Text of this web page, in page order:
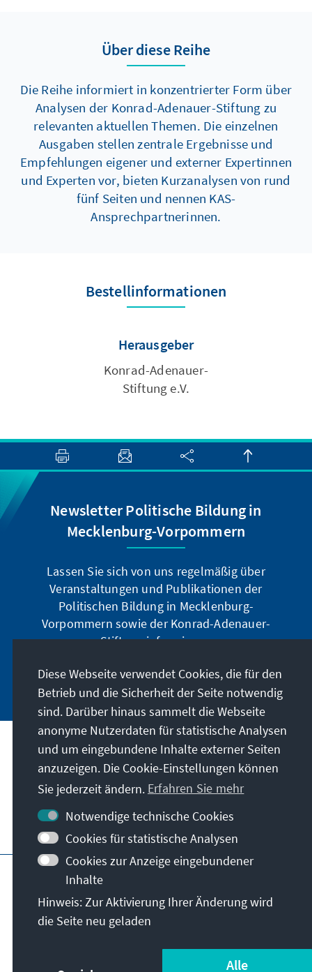
Über diese Reihe
Die Reihe informiert in konzentrierter Form über
Analysen der Konrad-Adenauer-Stiftung zu
relevanten aktuellen Themen. Die einzelnen
Ausgaben stellen zentrale Ergebnisse und
Empfehlungen eigener und externer Expertinnen
und Experten vor, bieten Kurzanalysen von rund
fünf Seiten und nennen KAS-
Ansprechpartnerinnen.
Bestellinformationen
Herausgeber
Konrad-Adenauer-
Stiftung e.V.
Newsletter Politische Bildung in
Mecklenburg-Vorpommern
Lassen Sie sich von uns regelmäßig über
Veranstaltungen und Publikationen der
Politischen Bildung in Mecklenburg-
Vorpommern sowie der Konrad-Adenauer-
Stiftung informieren.
Jetzt abonnieren
Anschrift
Kontakt
Besuchen Sie auch
Hauptseite der KAS Impressum
Datenschutz
Nutzungsbedingungen
Erklärung zur Barrierefreiheit
Barriere melden
Allg. Geschäftsbedingungen
© Konrad-Adenauer-Stiftung e.V. 2026
Diese Webseite verwendet Cookies, die für den
Betrieb und die Sicherheit der Seite notwendig
sind. Darüber hinaus sammelt die Webseite
anonyme Nutzerdaten für statistische Analysen
und um eingebundene Inhalte externer Seiten
anzuzeigen. Die Cookie-Einstellungen können
Sie jederzeit ändern. Erfahren Sie mehr
Notwendige technische Cookies
Cookies für statistische Analysen
Cookies zur Anzeige eingebundener
Inhalte
Hinweis: Zur Aktivierung Ihrer Änderung wird
die Seite neu geladen
Alle